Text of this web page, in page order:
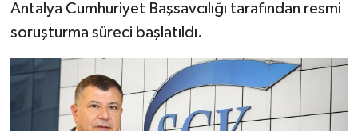
Antalya Cumhuriyet Başsavcılığı tarafından resmi
soruşturma süreci başlatıldı.